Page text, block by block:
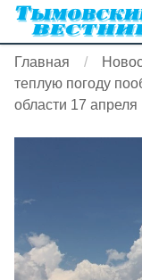
Главная
теплую погоду
области 17 апреля